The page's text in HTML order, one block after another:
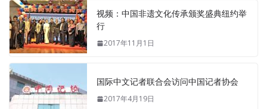
视频：中国非遗文化传承颁奖盛典纽约举
行
2017年11月1日
国际中文记者联合会访问中国记者协会
2017年4月19日